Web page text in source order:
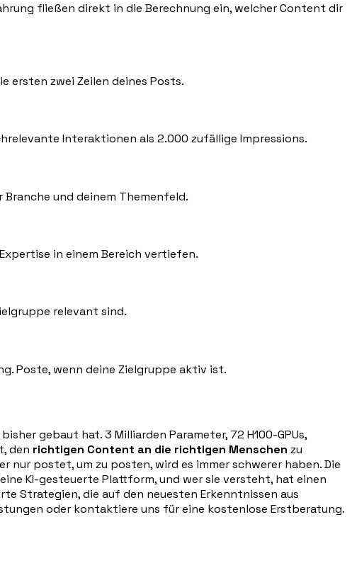
fließen direkt in die Berechnung ein, welcher Content dir
ersten zwei Zeilen deines Posts.
Interaktionen als 2.000 zufällige Impressions.
und deinem Themenfeld.
in einem Bereich vertiefen.
relevant sind.
Poste, wenn deine Zielgruppe aktiv ist.
gebaut hat. 3 Milliarden Parameter, 72 H100-GPUs,
den richtigen Content an die richtigen Menschen zu
postet, um zu posten, wird es immer schwerer haben. Die
KI-gesteuerte Plattform, und wer sie versteht, hat einen
Strategien, die auf den neuesten Erkenntnissen aus
oder kontaktiere uns für eine kostenlose Erstberatung.